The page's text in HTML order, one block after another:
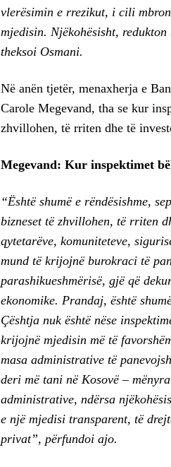
vlerësimin e rrezikut, i cili
mjedisin. Njëkohësisht,
theksoi Osmani.
Në anën tjetër, menaxherja e
Carole Megevand, tha se kur
zhvillohen, të rriten dhe të
Megevand: Kur inspektimet
“Është shumë e rëndësishme,
bizneset të zhvillohen, të rriten
qytetarëve, komuniteteve,
mund të krijojnë burokraci të
parashikueshmërisë, gjë që
ekonomike. Prandaj, është
Çështja nuk është nëse
krijojnë mjedisin më të
masa administrative të
deri më tani në Kosovë –
administrative, ndërsa
e një mjedisi transparent, të
privat”, përfundoi ajo.